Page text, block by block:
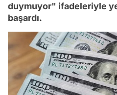
duymuyor" ifadeleriyle
başardı.